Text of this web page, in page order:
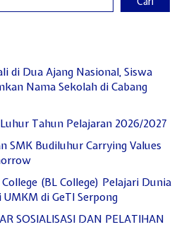
di Dua Ajang Nasional, Siswa
Nama Sekolah di Cabang
Tahun Pelajaran 2026/2027
SMK Budiluhur Carrying Values
(BL College) Pelajari Dunia
di GeTI Serpong
SOSIALISASI DAN PELATIHAN